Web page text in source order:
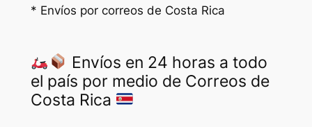
* Envíos por correos de Costa Rica
Envíos en 24 horas a todo
el país por medio de Correos de
Costa Rica